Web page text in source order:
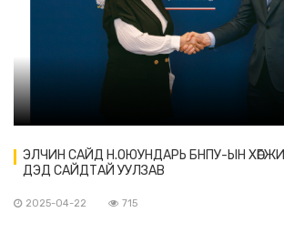
ЭЛЧИН САЙД Н.ОЮУНДАРЬ БНПУ-ЫН
ДЭД САЙДТАЙ УУЛЗАВ
2025-04-22 715